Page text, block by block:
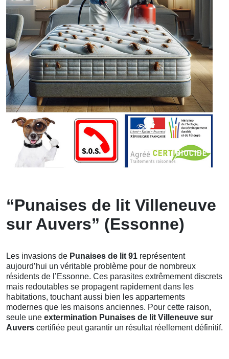
“Punaises de lit Villeneuve
sur Auvers” (Essonne)
Les invasions de Punaises de lit 91 représentent
aujourd’hui un véritable problème pour de nombreux
résidents de l’Essonne. Ces parasites extrêmement discrets
mais redoutables se propagent rapidement dans les
habitations, touchant aussi bien les appartements
modernes que les maisons anciennes. Pour cette raison,
seule une extermination Punaises de lit Villeneuve sur
Auvers certifiée peut garantir un résultat réellement définitif.